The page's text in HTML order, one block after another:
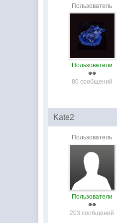
Пользователь
Пользователи
80 сообщений
Kate2
Пользователь
Пользователи
203 сообщений